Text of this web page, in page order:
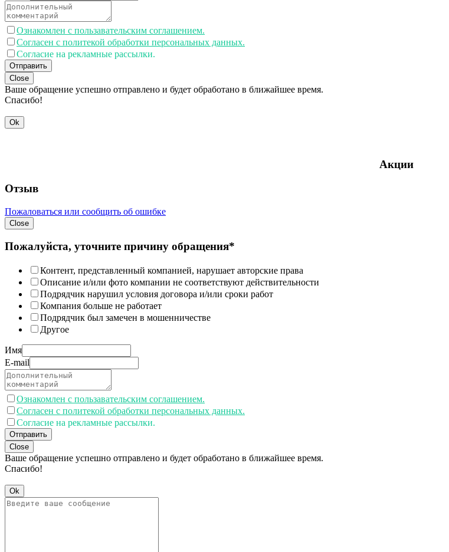
Ознакомлен с пользавательским соглашением.
Согласен с политекой обработки персональных данных.
Согласие на рекламные рассылки.
Отправить
Close
Ваше обращение успешно отправлено и будет обработано в ближайшее время.
Спасибо!
Ok
Акции
Отзыв
Пожаловаться или сообщить об ошибке
Close
Пожалуйста, уточните причину обращения*
Контент, представленный компанией, нарушает авторские права
Описание и/или фото компании не соответствуют действительности
Подрядчик нарушил условия договора и/или сроки работ
Компания больше не работает
Подрядчик был замечен в мошенничестве
Другое
Имя
E-mail
Ознакомлен с пользавательским соглашением.
Согласен с политекой обработки персональных данных.
Согласие на рекламные рассылки.
Отправить
Close
Ваше обращение успешно отправлено и будет обработано в ближайшее время.
Спасибо!
Ok